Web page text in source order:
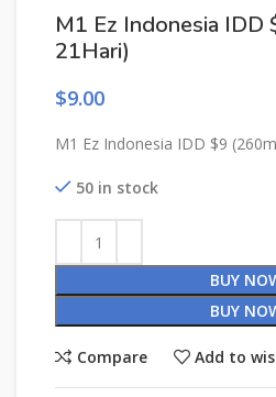
M1 Ez Indonesia IDD
21Hari)
$9.00
M1 Ez Indonesia IDD $9
50 in stock
BUY
BUY
Compare Add to